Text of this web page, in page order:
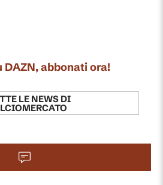
DAZN, abbonati ora!
LE NEWS DI